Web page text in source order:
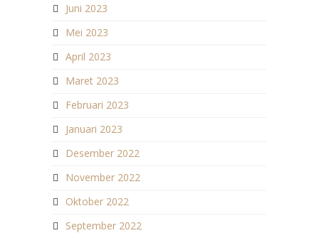
Juni 2023
Mei 2023
April 2023
Maret 2023
Februari 2023
Januari 2023
Desember 2022
November 2022
Oktober 2022
September 2022